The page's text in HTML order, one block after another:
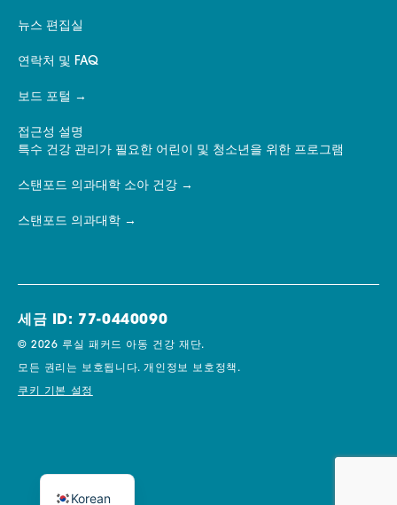
뉴스 편집실
연락처 및 FAQ
보드 포털
접근성 설명
특수 건강 관리가 필요한 어린이 및 청소년을 위한 프로그램
스탠포드 의과대학 소아 건강
스탠포드 의과대학
세금 ID: 77-0440090
© 2026 루실 패커드 아동 건강 재단.
모든 권리는 보호됩니다.개인정보 보호정책.
쿠키 기본 설정
Korean